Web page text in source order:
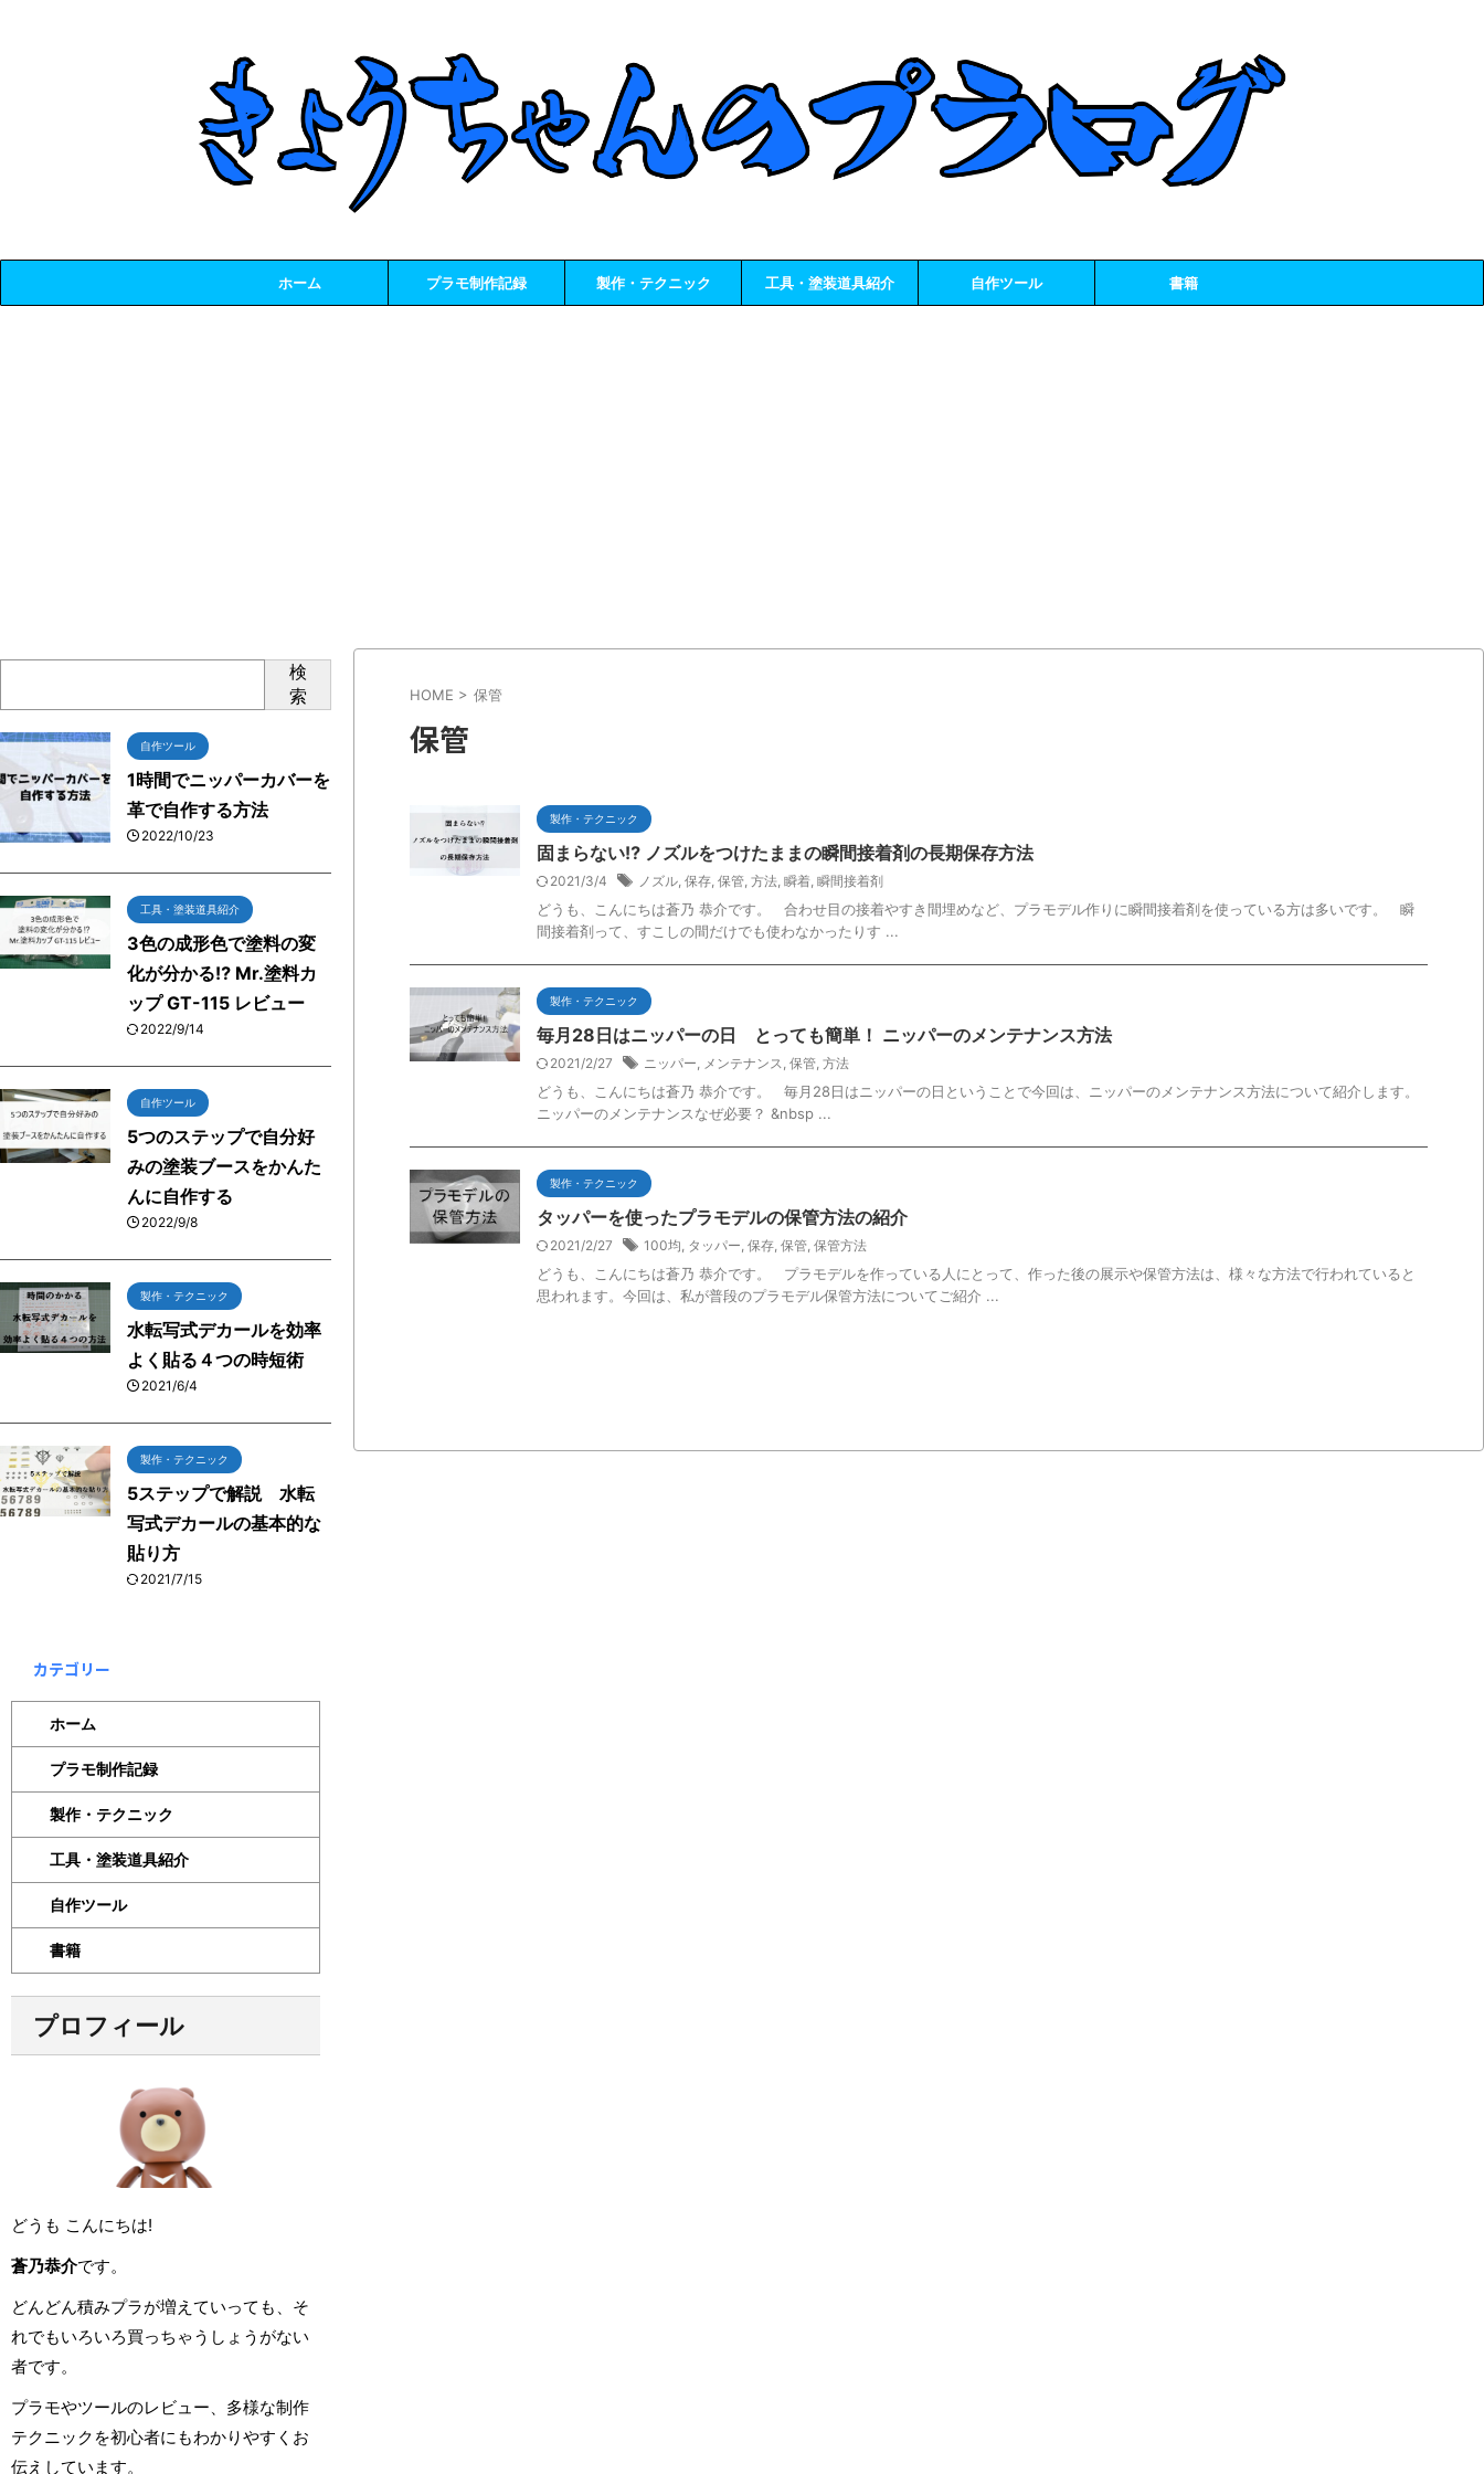
ホーム プラモ制作記録 製作・テクニック 工具・塗装道具紹介 自作ツール 書籍
HOME > 保管
保管
製作・テクニック
固まらない⁉ ノズルをつけたままの瞬間接着剤の長期保存方法
2021/3/4 ノズル 保存 保管 方法 瞬着 瞬間接着剤
どうも、こんにちは蒼乃 恭介です。 合わせ目の接着やすき間埋めなど、プラモデル作りに瞬間接着剤を使っている方は多いです。 瞬
間接着剤って、すこしの間だけでも使わなかったりす ...
製作・テクニック
毎月28日はニッパーの日 とっても簡単！ ニッパーのメンテナンス方法
2021/2/27 ニッパー メンテナンス 保管 方法
どうも、こんにちは蒼乃 恭介です。 毎月28日はニッパーの日ということで今回は、ニッパーのメンテナンス方法について紹介します。
ニッパーのメンテナンスなぜ必要？ &nbsp ...
製作・テクニック
タッパーを使ったプラモデルの保管方法の紹介
2021/2/27 100均 タッパー 保存 保管 保管方法
どうも、こんにちは蒼乃 恭介です。 プラモデルを作っている人にとって、作った後の展示や保管方法は、様々な方法で行われていると
思われます。今回は、私が普段のプラモデル保管方法についてご紹介 ...
検
索
自作ツール
1時間でニッパーカバーを
革で自作する方法
2022/10/23
工具・塗装道具紹介
3色の成形色で塗料の変
化が分かる⁉ Mr.塗料カ
ップ GT-115 レビュー
2022/9/14
自作ツール
5つのステップで自分好
みの塗装ブースをかんた
んに自作する
2022/9/8
製作・テクニック
水転写式デカールを効率
よく貼る４つの時短術
2021/6/4
製作・テクニック
5ステップで解説 水転
写式デカールの基本的な
貼り方
2021/7/15
カテゴリー
ホーム
プラモ制作記録
製作・テクニック
工具・塗装道具紹介
自作ツール
書籍
プロフィール
どうも こんにちは!
蒼乃恭介です。
どんどん積みプラが増えていっても、そ
れでもいろいろ買っちゃうしょうがない
者です。
プラモやツールのレビュー、多様な制作
テクニックを初心者にもわかりやすくお
伝えしています。